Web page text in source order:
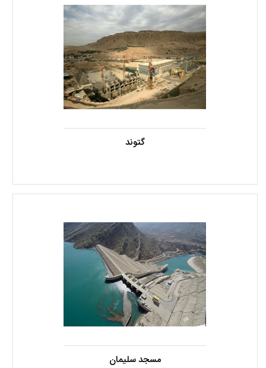
گتوند
مسجد سلیمان